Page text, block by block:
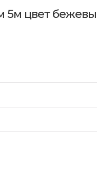
5м цвет